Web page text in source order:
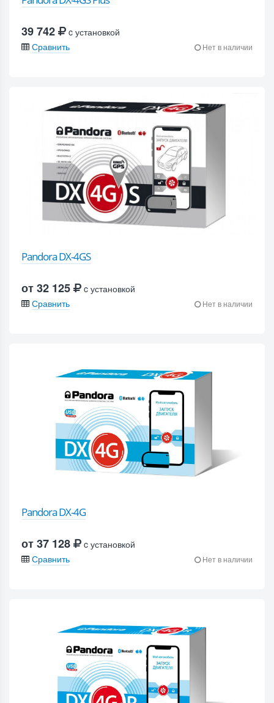
39 742
c установкой
Сравнить
Нет в наличии
Pandora DX-4GS
от 32 125
c установкой
Сравнить
Нет в наличии
Pandora DX-4G
от 37 128
c установкой
Сравнить
Нет в наличии